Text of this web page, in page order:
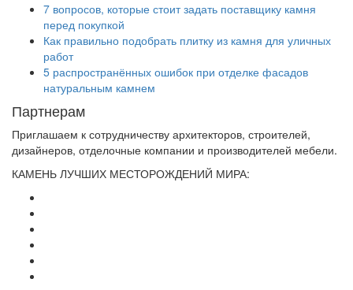
7 вопросов, которые стоит задать поставщику камня
перед покупкой
Как правильно подобрать плитку из камня для уличных
работ
5 распространённых ошибок при отделке фасадов
натуральным камнем
Партнерам
Приглашаем к сотрудничеству архитекторов, строителей,
дизайнеров, отделочные компании и производителей мебели.
КАМЕНЬ ЛУЧШИХ МЕСТОРОЖДЕНИЙ МИРА: